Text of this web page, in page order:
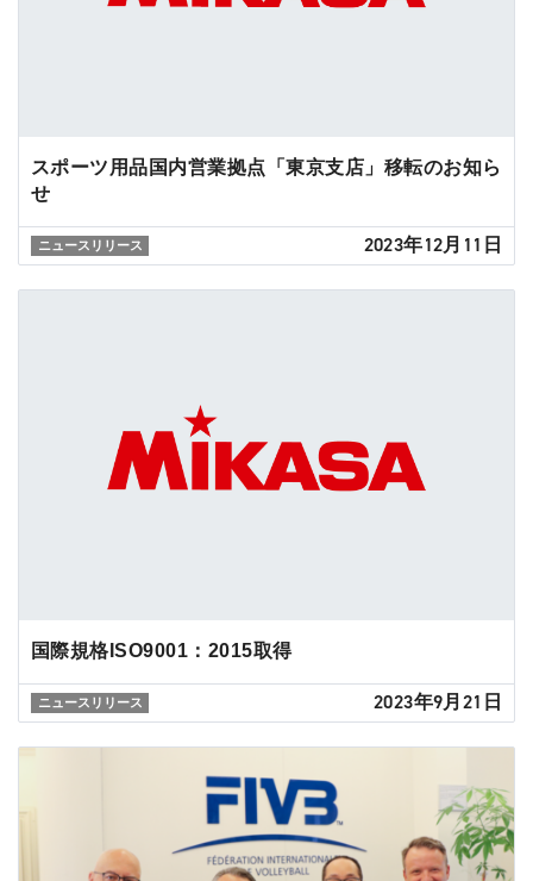
スポーツ用品国内営業拠点「東京支店」移転のお知ら
せ
ニュースリリース 2023年12月11日
国際規格ISO9001：2015取得
ニュースリリース 2023年9月21日